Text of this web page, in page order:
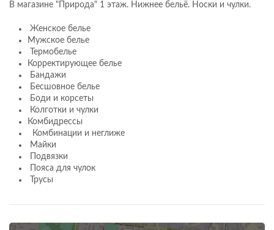
В магазине "Природа" 1 этаж. Нижнее бельё. Носки и чулки.
Женское белье
Мужское белье
Термобелье
Корректирующее белье
Бандажи
Бесшовное белье
Боди и корсеты
Колготки и чулки
Комбидрессы
Комбинации и неглиже
Майки
Подвязки
Пояса для чулок
Трусы